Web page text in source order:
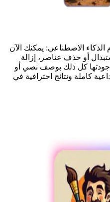
الاصطناعي: يمكنك الآن
أو حذف عناصر، إزالة
جودتها كل ذلك بوصف نصي أو
كاملة ونتائج احترافية في